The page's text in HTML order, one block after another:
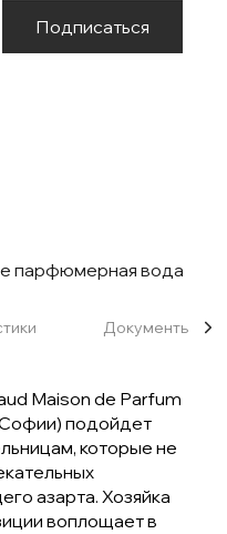
Подписаться
парфюмерная вода
Документы
Maison de Parfum
подойдет
которые не
азарта. Хозяйка
воплощает в